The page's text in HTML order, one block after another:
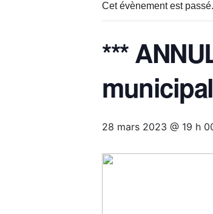
Cet évènement est passé.
***
municipal
28 mars 2023 @ 19 h